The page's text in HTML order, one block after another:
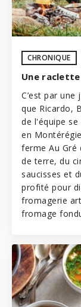
CHRONIQUE
Une
C’est par
que Ricardo,
de l'équipe se
en
ferme Au Gré
de terre, du
saucisses et
profité pour
fromagerie
fromage